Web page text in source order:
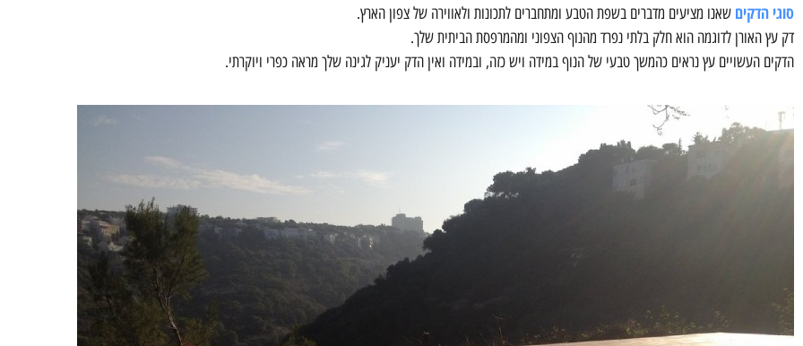
סוגי הדקים שאנו מציעים מדברים בשפת הטבע ומתחברים לתכונות ולאווירה של צפון הארץ.
דק עץ האורן לדוגמה הוא חלק בלתי נפרד מהנוף הצפוני ומהמרפסת הביתית שלך.
הדקים העשויים עץ נראים כהמשך טבעי של הנוף במידה ויש כזה, ובמידה ואין הדק יעניק לגינה שלך מראה כפרי ויוקרתי.